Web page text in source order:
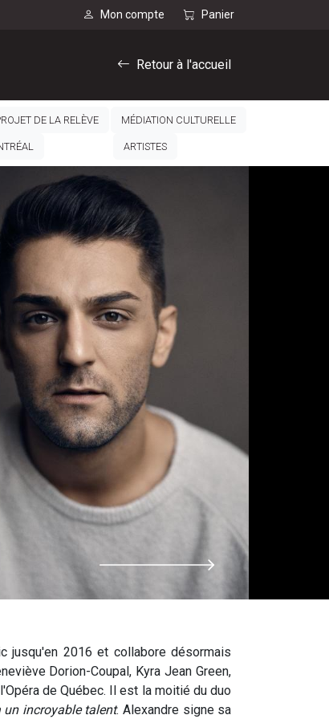
Mon compte Panier
Retour à l'accueil
DE LA RELÈVE MÉDIATION CULTURELLE
ARTISTES
jusqu'en 2016 et collabore désormais
Dorion-Coupal, Kyra Jean Green,
de Québec. Il est la moitié du duo
un incroyable talent. Alexandre signe sa